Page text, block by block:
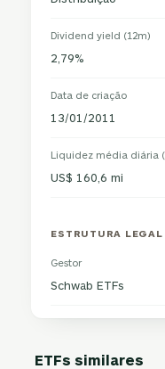
Dividend yield (12m)
2,79%
Data de criação
13/01/2011
Liquidez média diária
US$ 160,6 mi
ESTRUTURA LEGAL
Gestor
Schwab ETFs
ETFs similares